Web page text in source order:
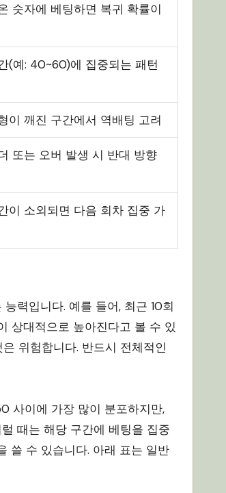
숫자에 베팅하면 복귀 확률이
(예: 40~60)에 집중되는 패턴
이 깨진 구간에서 역배팅 고려
또는 오버 발생 시 반대 방향
이 소외되면 다음 회차 집중 가
력입니다. 예를 들어, 최근 10회
상대적으로 높아진다고 볼 수 있
위험합니다. 반드시 전체적인
사이에 가장 많이 분포하지만,
때는 해당 구간에 베팅을 집중
쓸 수 있습니다. 아래 표는 일반